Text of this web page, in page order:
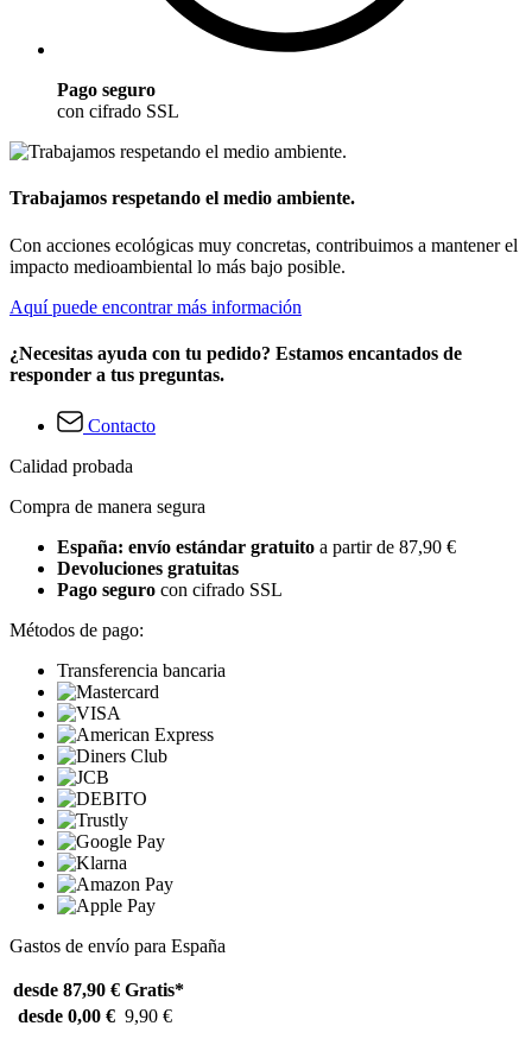
Pago seguro
con cifrado SSL
Trabajamos respetando el medio ambiente.
Con acciones ecológicas muy concretas, contribuimos a mantener el
impacto medioambiental lo más bajo posible.
Aquí puede encontrar más información
¿Necesitas ayuda con tu pedido? Estamos encantados de
responder a tus preguntas.
Contacto
Calidad probada
Compra de manera segura
España: envío estándar gratuito a partir de 87,90 €
Devoluciones gratuitas
Pago seguro con cifrado SSL
Métodos de pago:
Transferencia bancaria
Gastos de envío para España
desde 87,90 € Gratis*
desde 0,00 € 9,90 €